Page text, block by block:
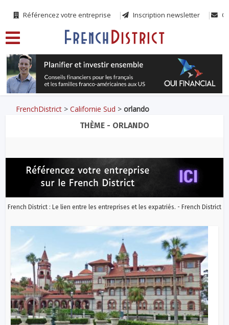
Référencez votre entreprise Inscription newsletter
FrenchDistrict >Californie Sud >orlando
THÈME - ORLANDO
French District : Le lien entre les entreprises et les expatriés. - French District